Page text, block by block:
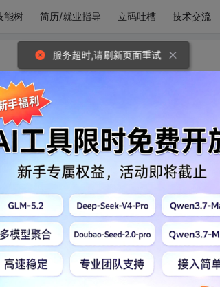
能树 简历/就业指导 立码吐槽 技术交流
与独，直到我遇见了你。
发到动态 举报
服务超时,请刷新页面重试